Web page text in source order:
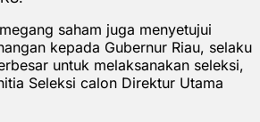
saham juga menyetujui
kepada Gubernur Riau, selaku
untuk melaksanakan seleksi,
Seleksi calon Direktur Utama